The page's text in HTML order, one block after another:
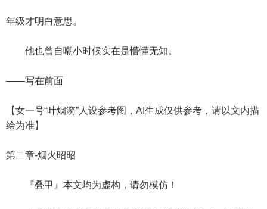
年级才明白意思。
他也曾自嘲小时候实在是懵懂无知。
——写在前面
【女一号“叶烟漪”人设参考图，AI生成仅供参考，请以文内描
绘为准】
第二章-烟火昭昭
『叠甲』本文均为虚构，请勿模仿！